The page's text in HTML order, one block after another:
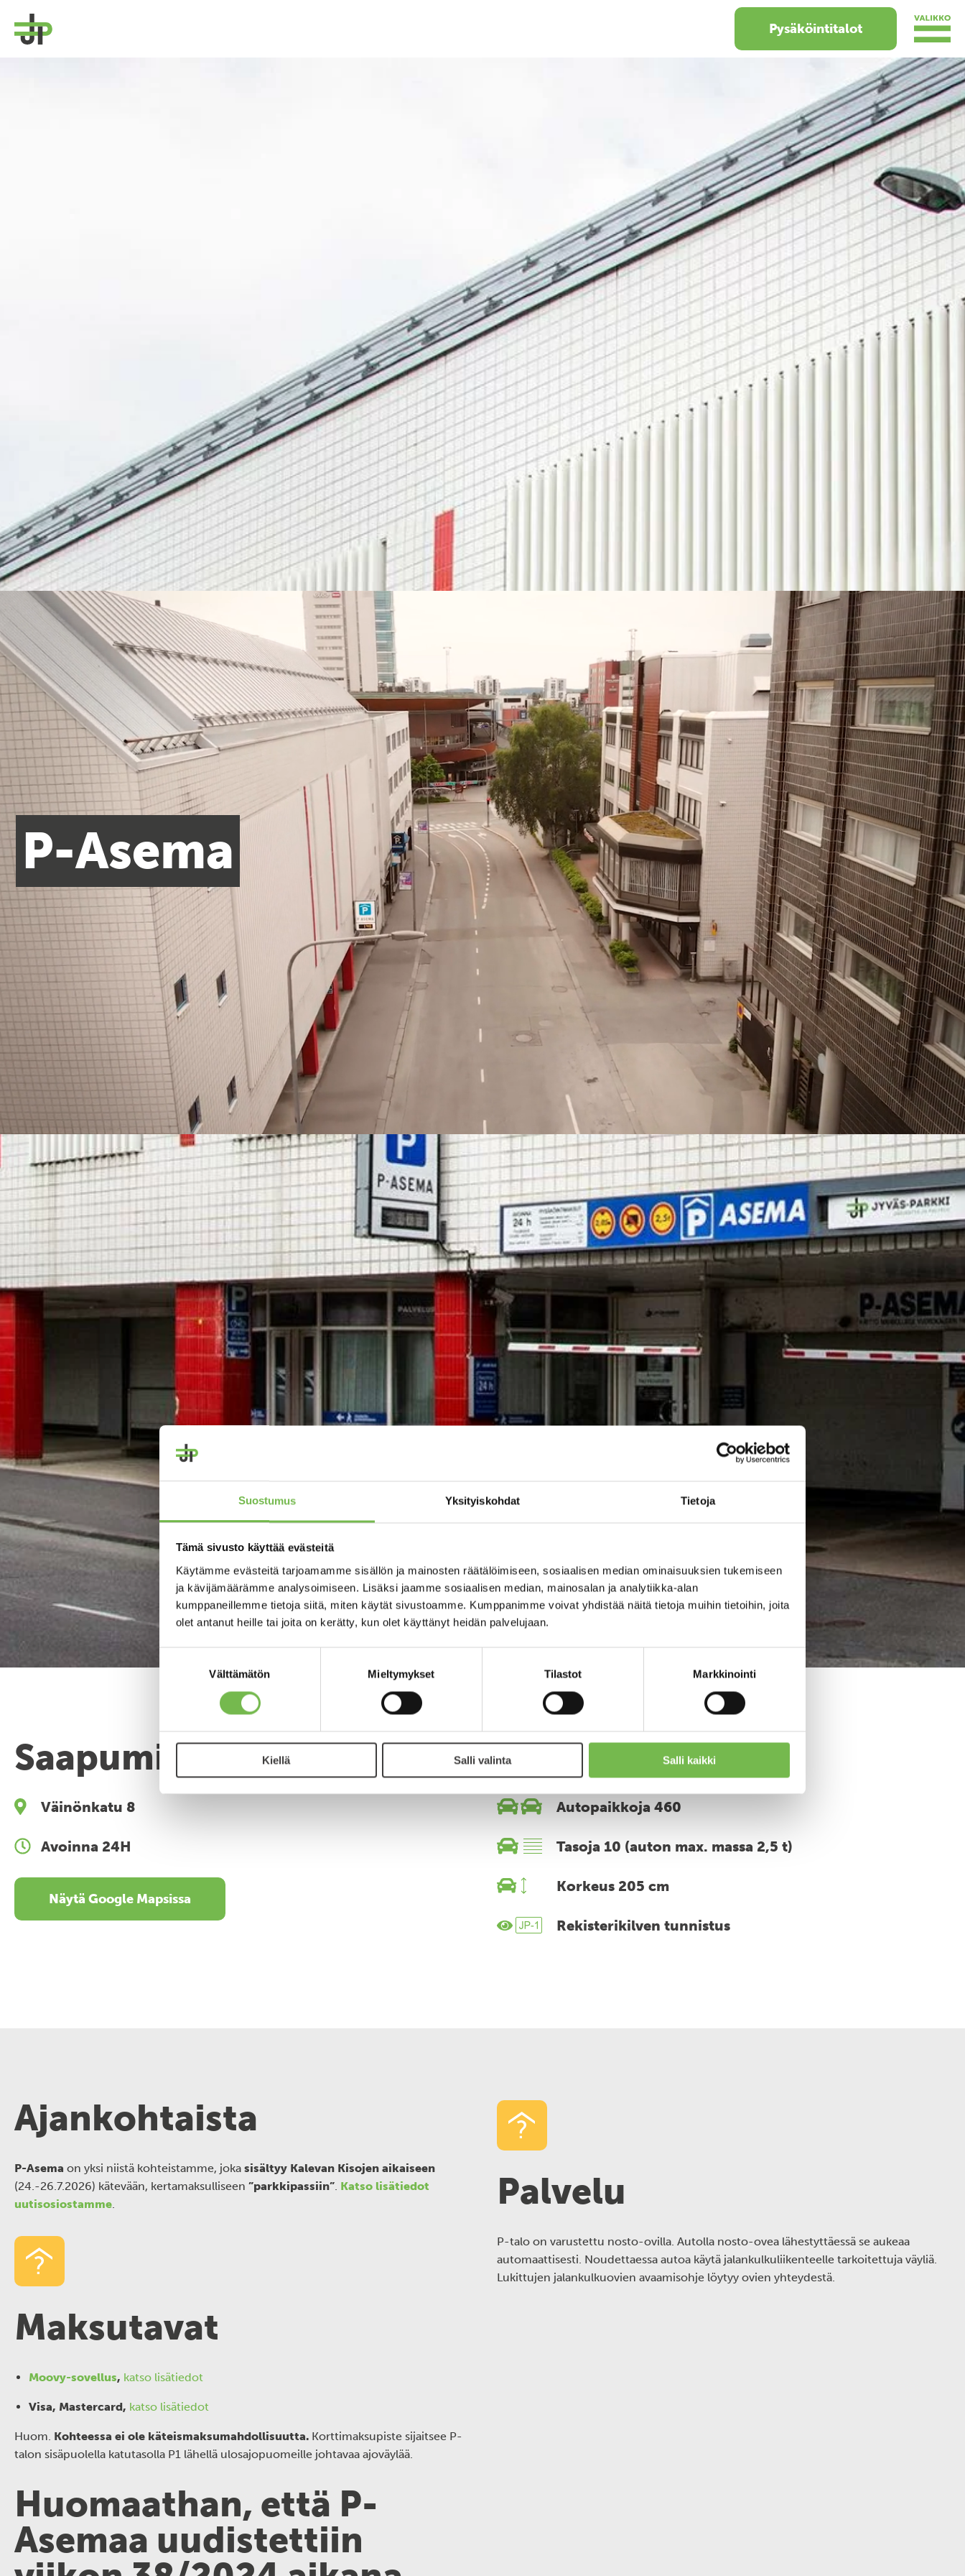
Suostumus Yksityiskohdat Tietoja
Tämä sivusto käyttää evästeitä
Käytämme evästeitä tarjoamamme sisällön ja mainosten räätälöimiseen, sosiaalisen median ominaisuuksien tukemiseen
ja kävijämäärämme analysoimiseen. Lisäksi jaamme sosiaalisen median, mainosalan ja analytiikka-alan
kumppaneillemme tietoja siitä, miten käytät sivustoamme. Kumppanimme voivat yhdistää näitä tietoja muihin tietoihin, joita
olet antanut heille tai joita on kerätty, kun olet käyttänyt heidän palvelujaan.
Välttämätön Mieltymykset Tilastot Markkinointi
Kiellä Salli valinta Salli kaikki
Pysäköintitalot
P-Asema
Saapuminen
Väinönkatu 8
Avoinna 24H
Näytä Google Mapsissa
Lisätiedot
Autopaikkoja 460
Tasoja 10 (auton max. massa 2,5 t)
Korkeus 205 cm
Rekisterikilven tunnistus
Ajankohtaista
P-Asema on yksi niistä kohteistamme, joka sisältyy Kalevan Kisojen aikaiseen
(24.-26.7.2026) kätevään, kertamaksulliseen ”parkkipassiin”. Katso lisätiedot
uutisosiostamme.
Maksutavat
Moovy-sovellus, katso lisätiedot
Visa, Mastercard, katso lisätiedot
Huom. Kohteessa ei ole käteismaksumahdollisuutta. Korttimaksupiste sijaitsee P-
talon sisäpuolella katutasolla P1 lähellä ulosajopuomeille johtavaa ajoväylää.
Huomaathan, että P-
Asemaa uudistettiin
Palvelu
P-talo on varustettu nosto-ovilla. Autolla nosto-ovea lähestyttäessä se aukeaa
automaattisesti. Noudettaessa autoa käytä jalankulkuliikenteelle tarkoitettuja väyliä.
Lukittujen jalankulkuovien avaamisohje löytyy ovien yhteydestä.